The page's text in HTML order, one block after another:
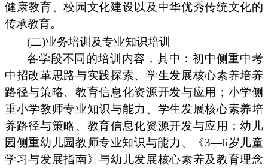
健康教育、校园文化建设以及中华优秀传统文化的
传承教育。
(二)业务培训及专业知识培训
各学段不同的培训内容，其中：初中侧重中考
中招改革思路与实践探索、学生发展核心素养培养
路径与策略、教育信息化资源开发与应用；小学侧
重小学教师专业知识与能力、学生发展核心素养培
养路径与策略、教育信息化资源开发与应用；幼儿
园侧重幼儿园教师专业知识与能力、《3—6岁儿童
学习与发展指南》与幼儿发展核心素养及教育理念